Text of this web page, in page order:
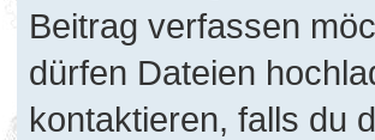
Beitrag verfassen
dürfen Dateien
kontaktieren, falls du